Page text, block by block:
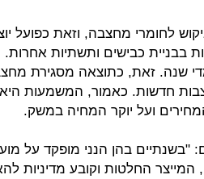
לחומרי מחצבה, וזאת כפועל
בבניית כבישים ותשתיות
שנה. זאת, כתוצאה מסגירת
חדשות. כאמור, המשמעות
ועל יוקר המחיה במשק.
"בשנתיים בהן הנני מופקד על
המייצר החלטות וקובע מדיניות